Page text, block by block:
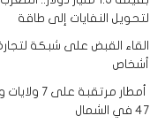
لتحويل النفايات إلى طاقة
أشخاص
أمطار
47 في الشمال